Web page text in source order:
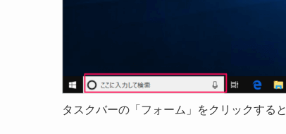
タスクバーの「フォーム」をクリックすると